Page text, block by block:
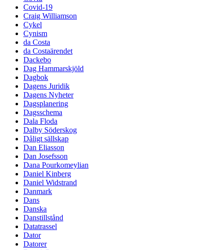
Covid-19
Craig Williamson
Cykel
Cynism
da Costa
da Costaärendet
Dackebo
Dag Hammarskjöld
Dagbok
Dagens Juridik
Dagens Nyheter
Dagsplanering
Dagsschema
Dala Floda
Dalby Söderskog
Dåligt sällskap
Dan Eliasson
Dan Josefsson
Dana Pourkomeylian
Daniel Kinberg
Daniel Widstrand
Danmark
Dans
Danska
Danstillstånd
Datatrassel
Dator
Datorer